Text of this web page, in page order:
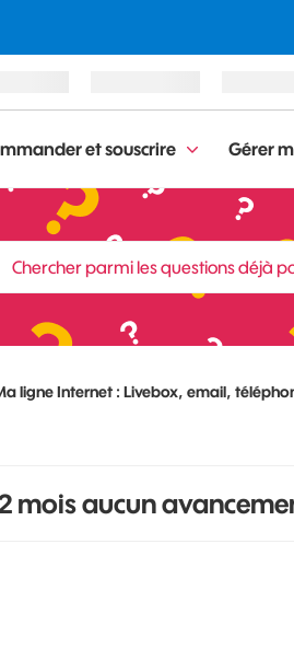
et souscrire Gérer
ligne Internet : Livebox, email,
mois aucun